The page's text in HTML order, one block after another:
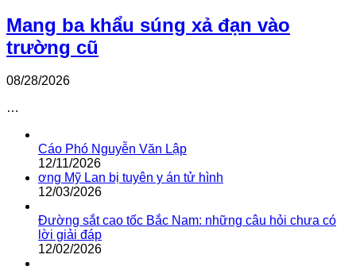
Mang ba khẩu súng xả đạn vào
trường cũ
08/28/2026
…
Cáo Phó Nguyễn Văn Lập
12/11/2026
ơng Mỹ Lan bị tuyên y án tử hình
12/03/2026
Đường sắt cao tốc Bắc Nam: những câu hỏi chưa có
lời giải đáp
12/02/2026